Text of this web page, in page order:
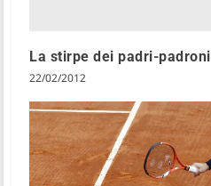
La stirpe dei padri-padroni
22/02/2012